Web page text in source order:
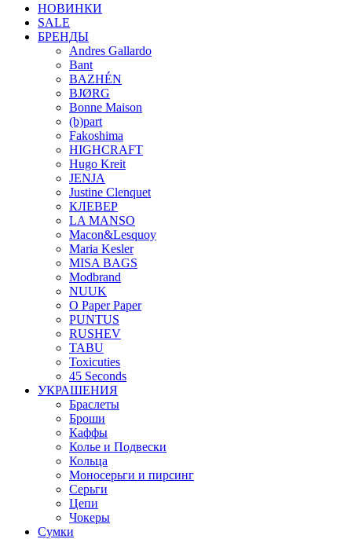
НОВИНКИ
SALE
БРЕНДЫ
Andres Gallardo
Bant
BAZHÉN
BJØRG
Bonne Maison
(b)part
Fakoshima
HIGHCRAFT
Hugo Kreit
JENJA
Justine Clenquet
КЛЕВЕР
LA MANSO
Macon&Lesquoy
Maria Kesler
MISA BAGS
Modbrand
NUUK
O Paper Paper
PUNTUS
RUSHEV
TABU
Toxicuties
45 Seconds
УКРАШЕНИЯ
Браслеты
Броши
Каффы
Колье и Подвески
Кольца
Моносерьги и пирсинг
Серьги
Цепи
Чокеры
Сумки